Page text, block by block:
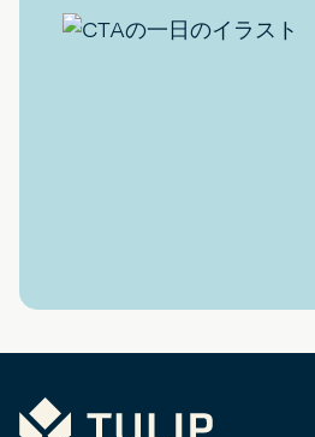
Tulip